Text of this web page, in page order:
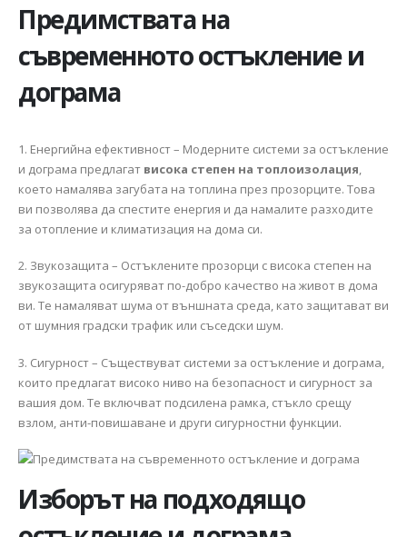
Предимствата на
съвременното остъкление и
дограма
1. Енергийна ефективност – Модерните системи за остъкление
и дограма предлагат висока степен на топлоизолация
което намалява загубата на топлина през прозорците. Това
ви позволява да спестите енергия и да намалите разходите
за отопление и климатизация на дома си.
2. Звукозащита – Остъклените прозорци с висока степен на
звукозащита осигуряват по-добро качество на живот в дома
ви. Те намаляват шума от външната среда, като защитават ви
от шумния градски трафик или съседски шум.
3. Сигурност – Съществуват системи за остъкление и дограма,
които предлагат високо ниво на безопасност и сигурност за
вашия дом. Те включват подсилена рамка, стъкло срещу
взлом, анти-повишаване и други сигурностни функции.
Изборът на подходящо